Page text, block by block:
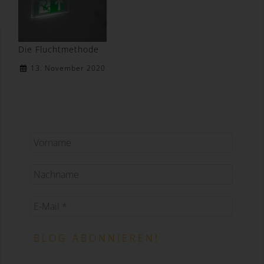
Die Fluchtmethode
13. November 2020
einzuschränken.
Profiling ist jede Art der automatisierten
Verarbeitung personenbezogener Daten, die darin
Gesundheit, persönlicher Vorlieben, Interessen,
analysieren oder vorherzusagen.
f) Pseudonymisierung
personenbezogener Daten in einer Weise, auf